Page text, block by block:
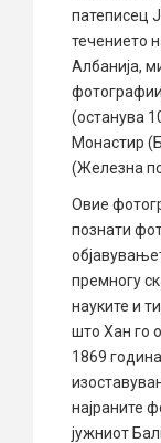
патеписец
течението
Албанија,
(останува
Монастир
(Железна
Овие
познати
премногу
науките и
што Хан го
1869
најраните
јужниот